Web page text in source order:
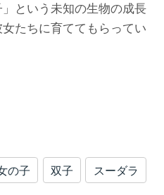
という未知の生物の成長
たちに育ててもらってい
の子 双子 スーダラ